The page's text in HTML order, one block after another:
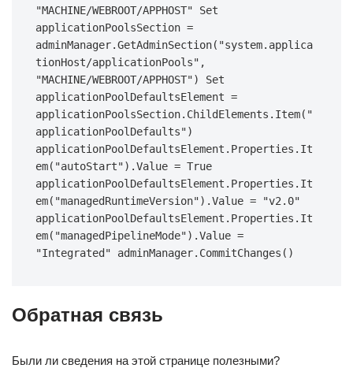
"MACHINE/WEBROOT/APPHOST" Set
applicationPoolsSection =
adminManager.GetAdminSection("system.applica
tionHost/applicationPools",
"MACHINE/WEBROOT/APPHOST") Set
applicationPoolDefaultsElement =
applicationPoolsSection.ChildElements.Item("
applicationPoolDefaults")
applicationPoolDefaultsElement.Properties.It
em("autoStart").Value = True
applicationPoolDefaultsElement.Properties.It
em("managedRuntimeVersion").Value = "v2.0"
applicationPoolDefaultsElement.Properties.It
em("managedPipelineMode").Value =
"Integrated" adminManager.CommitChanges()
Обратная связь
Были ли сведения на этой странице полезными?